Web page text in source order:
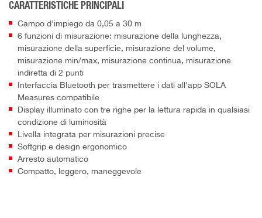
CARATTERISTICHE PRINCIPALI
Campo d'impiego da 0,05 a 30 m
6 funzioni di misurazione: misurazione della lunghezza,
misurazione della superficie, misurazione del volume,
misurazione min/max, misurazione continua, misurazione
indiretta di 2 punti
Interfaccia Bluetooth per trasmettere i dati all'app SOLA
Measures compatibile
Display illuminato con tre righe per la lettura rapida in qualsiasi
condizione di luminosità
Livella integrata per misurazioni precise
Softgrip e design ergonomico
Arresto automatico
Compatto, leggero, maneggevole